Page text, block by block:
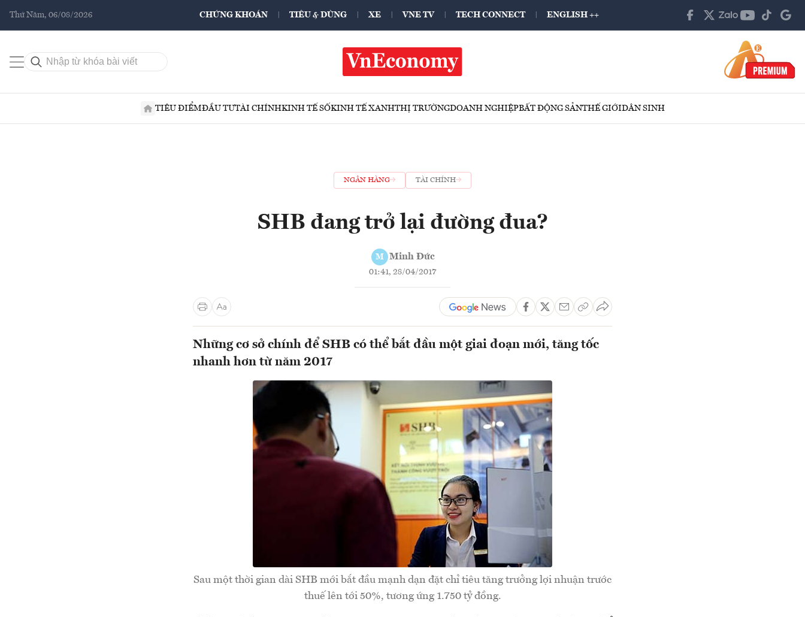
Thứ Năm, 06/08/2026 CHỨNG KHOÁN TIÊU & DÙNG XE VNE TV TECH CONNECT ENGLISH ++
TIÊU ĐIỂMĐẦU TƯTÀI CHÍNHKINH TẾ SỐKINH TẾ XANHTHỊ TRƯỜNGDOANH NGHIỆPBẤT ĐỘNG SẢNTHẾ GIỚIDÂN SINH
NGÂN HÀNG TÀI CHÍNH
SHB đang trở lại đường đua?
M Minh Đức
01:41, 28/04/2017
Những cơ sở chính để SHB có thể bắt đầu một giai đoạn mới, tăng tốc
nhanh hơn từ năm 2017
Sau một thời gian dài SHB mới bắt đầu mạnh dạn đặt chỉ tiêu tăng trưởng lợi nhuận trước
thuế lên tới 50%, tương ứng 1.750 tỷ đồng.